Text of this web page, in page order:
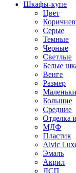
Шкафы-купе
Цвет
Серые
Темные
Черные
Светлые
Белые
Венге
Размер
Большие
Средние
Отделка
МДФ
Пластик
Alvic
Эмаль
Акрил
ДСП